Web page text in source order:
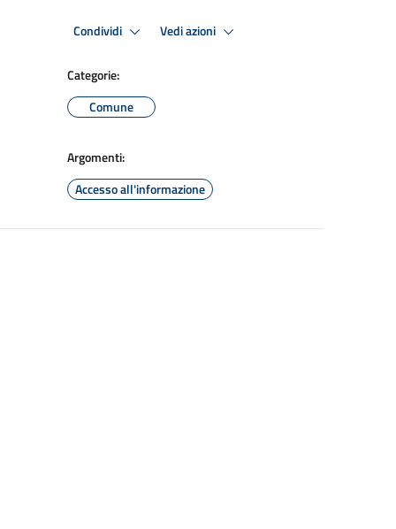
Condividi Vedi azioni
Categorie:
Comune
Argomenti:
Accesso all'informazione